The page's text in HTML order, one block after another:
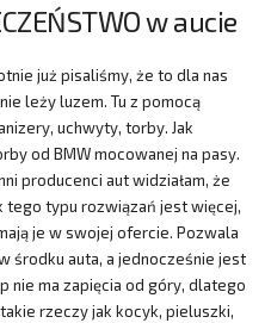
w aucie
już pisaliśmy, że to dla nas
leży luzem. Tu z pomocą
uchwyty, torby. Jak
od BMW mocowanej na pasy.
producenci aut widziałam, że
tego typu rozwiązań jest więcej,
je w swojej ofercie. Pozwala
środku auta, a jednocześnie jest
nie ma zapięcia od góry, dlatego
rzeczy jak kocyk, pieluszki,